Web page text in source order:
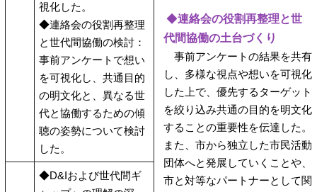
視化した。
◆連絡会の役割再整理
と世代間協働の検討：
事前アンケートで想い
を可視化し、共通目的
の明文化と、異なる世
代と協働するための傾
聴の姿勢について検討
した。
◆D&Iおよび世代間ギ
◆連絡会の役割再整理と世
代間協働の土台づくり
事前アンケートの結果を共有
し、多様な視点や想いを可視化
した上で、優先するターゲット
を絞り込み共通の目的を明文化
することの重要性を伝達した。
また、市から独立した市民活動
団体へと発展していくことや、
市と対等なパートナーとして関